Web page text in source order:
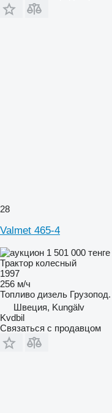
28
Valmet 465-4
1 501 000 тенге
Трактор колесный
1997
256 м/ч
Топливо дизель Грузопод.
Швеция, Kungälv
Kvdbil
Связаться с продавцом